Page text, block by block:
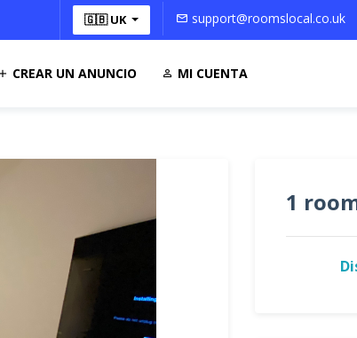
🇬🇧 UK support@roomslocal.co.uk
CREAR UN ANUNCIO MI CUENTA
1